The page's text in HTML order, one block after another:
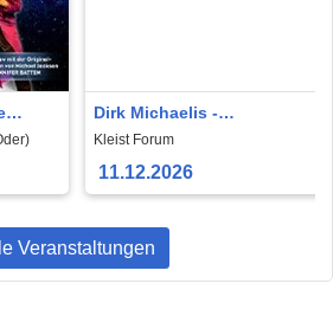
Dirk Michaelis -
Weihnachtstournee 2026
Kleist Forum
11.12.2026
Veranstaltungen